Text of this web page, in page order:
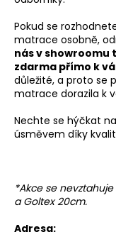
Pokud se
matrace osobně,
nás v
zdarma přímo k
důležité, a proto se
matrace dorazila k
Nechte se hýčkat
úsměvem díky
*Akce se
a Goltex 20cm.
Adresa: